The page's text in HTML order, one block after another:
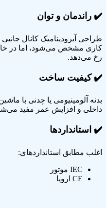
✔️ راندمان و توان
طراحی آیرودینامیک کانال
کاری مشخص می‌شود، اما در
رخ می‌دهد.
✔️کیفیت ساخت
بدنه آلومینیومی یا چدنی با
داخلی و افزایش عمر مفید
✔️ استانداردها
اغلب مطابق استانداردهای:
IEC موتور
CE اروپا